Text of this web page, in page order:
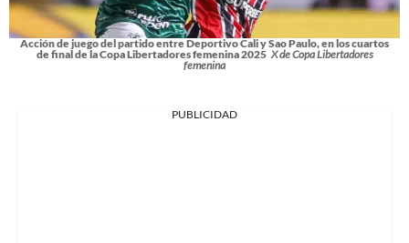
Acción de juego del partido entre Deportivo Cali y Sao Paulo, en los cuartos
de final de la Copa Libertadores femenina 2025 X de Copa Libertadores
femenina
PUBLICIDAD